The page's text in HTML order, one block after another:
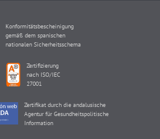
Konformitätsbescheinigung
gemäß dem spanischen
nationalen Sicherheitsschema
Zertifizierung
nach ISO/IEC
27001
Zertifikat durch die andalusische
Agentur für Gesundheitspolitische
Information